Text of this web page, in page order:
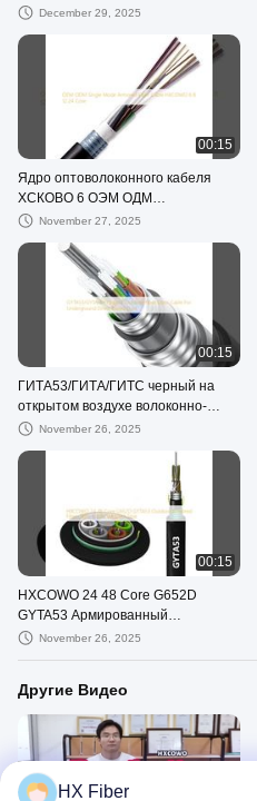
кабеля GYTA
December 29, 2025
00:15
Ядро оптоволоконного кабеля
ХСКОВО 6 ОЭМ ОДМ
одномодового Бронированное 6 8
November 27, 2025
00:15
ГИТА53/ГИТА/ГИТС черный на
открытом воздухе волоконно-
оптический кабель для
November 26, 2025
00:15
HXCOWO 24 48 Core G652D
GYTA53 Армированный
оптоволоконный кабель для
November 26, 2025
Другие Видео
HX Fiber